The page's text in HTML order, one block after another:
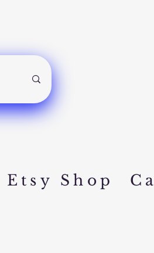
Etsy Shop